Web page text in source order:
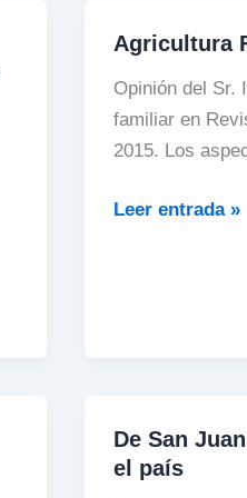
Agricultura
Opinión del Sr.
familiar en
2015. Los
Agricultura
Leer entrada »
De San
el país
De
San